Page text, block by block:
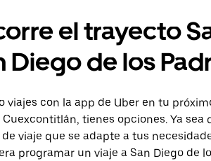
el trayecto
Diego de los
viajes con la app de Uber en tu
Cuexcontitlán, tienes opciones. Ya
viaje que se adapte a tus
programar un viaje a San Diego de